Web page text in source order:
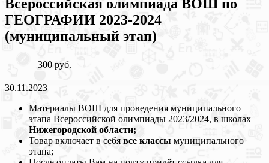
Всероссийская олимпиада ВОШ по
ГЕОГРАФИИ 2023-2024
(муниципальный этап)
300 руб.
30.11.2023
Материалы ВОШ для проведения муниципального
этапа Всероссийской олимпиады 2023/2024, в школах
Нижегородской области;
Товар включает в себя все классы муниципального
этапа;